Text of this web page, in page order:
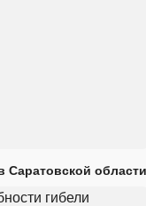
Саратовской области